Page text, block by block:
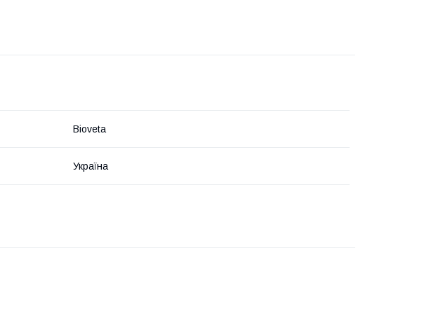
Bioveta
Україна